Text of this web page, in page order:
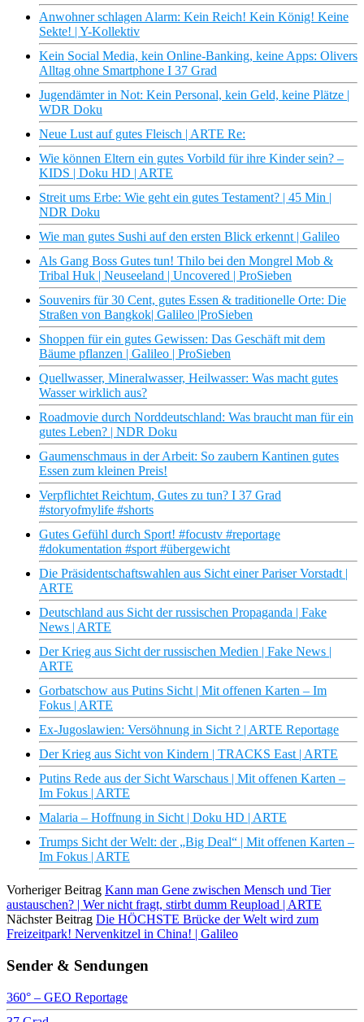
Anwohner schlagen Alarm: Kein Reich! Kein König! Keine
Sekte! | Y-Kollektiv
Kein Social Media, kein Online-Banking, keine Apps: Olivers
Alltag ohne Smartphone I 37 Grad
Jugendämter in Not: Kein Personal, kein Geld, keine Plätze |
WDR Doku
Neue Lust auf gutes Fleisch | ARTE Re:
Wie können Eltern ein gutes Vorbild für ihre Kinder sein? –
KIDS | Doku HD | ARTE
Streit ums Erbe: Wie geht ein gutes Testament? | 45 Min |
NDR Doku
Wie man gutes Sushi auf den ersten Blick erkennt | Galileo
Als Gang Boss Gutes tun! Thilo bei den Mongrel Mob &
Tribal Huk | Neuseeland | Uncovered | ProSieben
Souvenirs für 30 Cent, gutes Essen & traditionelle Orte: Die
Straßen von Bangkok| Galileo |ProSieben
Shoppen für ein gutes Gewissen: Das Geschäft mit dem
Bäume pflanzen | Galileo | ProSieben
Quellwasser, Mineralwasser, Heilwasser: Was macht gutes
Wasser wirklich aus?
Roadmovie durch Norddeutschland: Was braucht man für ein
gutes Leben? | NDR Doku
Gaumenschmaus in der Arbeit: So zaubern Kantinen gutes
Essen zum kleinen Preis!
Verpflichtet Reichtum, Gutes zu tun? I 37 Grad
#storyofmylife #shorts
Gutes Gefühl durch Sport! #focustv #reportage
#dokumentation #sport #übergewicht
Die Präsidentschaftswahlen aus Sicht einer Pariser Vorstadt |
ARTE
Deutschland aus Sicht der russischen Propaganda | Fake
News | ARTE
Der Krieg aus Sicht der russischen Medien | Fake News |
ARTE
Gorbatschow aus Putins Sicht | Mit offenen Karten – Im
Fokus | ARTE
Ex-Jugoslawien: Versöhnung in Sicht ? | ARTE Reportage
Der Krieg aus Sicht von Kindern | TRACKS East | ARTE
Putins Rede aus der Sicht Warschaus | Mit offenen Karten –
Im Fokus | ARTE
Malaria – Hoffnung in Sicht | Doku HD | ARTE
Trumps Sicht der Welt: der „Big Deal“ | Mit offenen Karten –
Im Fokus | ARTE
Vorheriger Beitrag Kann man Gene zwischen Mensch und Tier
austauschen? | Wer nicht fragt, stirbt dumm Reupload | ARTE
Nächster Beitrag Die HÖCHSTE Brücke der Welt wird zum
Freizeitpark! Nervenkitzel in China! | Galileo
Sender & Sendungen
360° – GEO Reportage